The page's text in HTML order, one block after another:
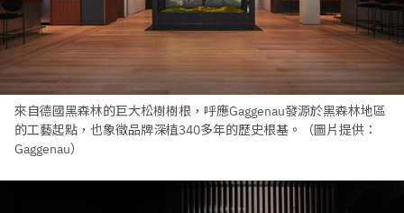
來自德國黑森林的巨大松樹樹根，呼應Gaggenau發源於黑森林地區
的工藝起點，也象徵品牌深植340多年的歷史根基。（圖片提供：
Gaggenau）